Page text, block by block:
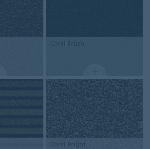
Coral Brush
Coral Bright